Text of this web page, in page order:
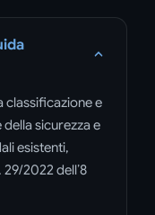
classificazione e
sicurezza e
esistenti,
2022 dell’8